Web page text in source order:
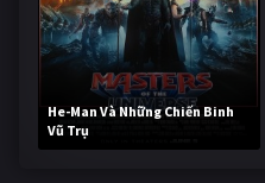
He-Man Và Những Chiến Binh
Vũ Trụ
239,190 lượt xem